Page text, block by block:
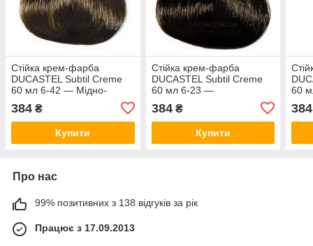
Стійка крем-фарба
DUCASTEL Subtil Creme
60 мл 6-42 — Мідно-
блондин
384 ₴
Купити
Стійка крем-фарба
DUCASTEL Subtil Creme
60 мл 6-23 —
Перламутрово-золотистий
темний блондин
384₴
Купити
60
384
Про нас
99% позитивних з 138 відгуків за рік
Працює з 17.09.2013